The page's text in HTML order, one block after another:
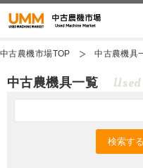
中古農機市場TOP 中古農機具
中古農機具一覧